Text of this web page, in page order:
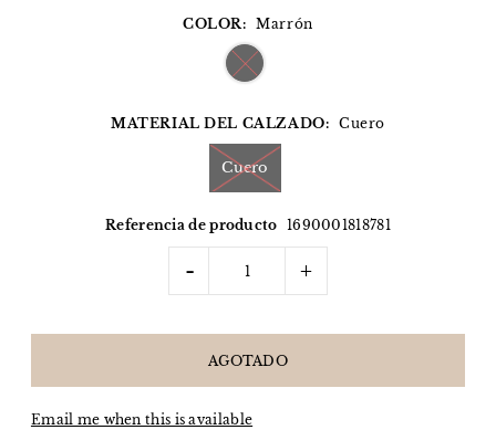
COLOR: Marrón
MATERIAL DEL CALZADO: Cuero
Cuero
Referencia de producto 1690001818781
- +
Email me when this is available